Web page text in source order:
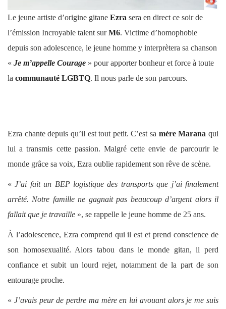
Le jeune artiste d’origine gitane Ezra sera en direct ce soir de
l’émission Incroyable talent surM6. Victime d’homophobie
depuis son adolescence, le jeune homme y interprètera sa chanson
« Je m’appelle Courage » pour apporter bonheur et force à toute
la communauté LGBTQ. Il nous parle de son parcours.
Ezra chante depuis qu’il est tout petit. C’est sa mère Marana qui
lui a transmis cette passion. Malgré cette envie de parcourir le
monde grâce sa voix, Ezra oublie rapidement son rêve de scène.
«J’ai fait un BEP logistique des transports que j’ai finalement
arrêté. Notre famille ne gagnait pas beaucoup d’argent alors il
fallait que je travaille », se rappelle le jeune homme de 25 ans.
À l’adolescence, Ezra comprend qui il est et prend conscience de
son homosexualité. Alors tabou dans le monde gitan, il perd
confiance et subit un lourd rejet, notamment de la part de son
entourage proche.
« J’avais peur de perdre ma mère en lui avouant alors je me suis